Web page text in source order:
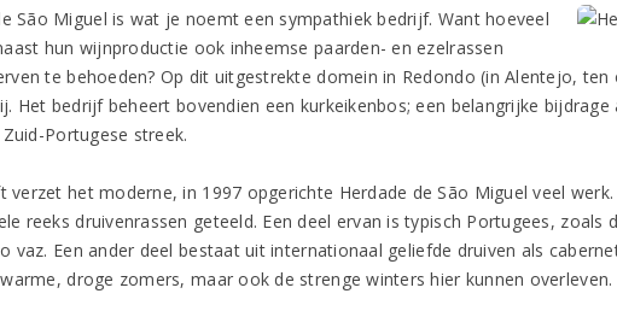
São Miguel is wat je noemt een sympathiek bedrijf. Want hoeveel
hun wijnproductie ook inheemse paarden- en ezelrassen
te behoeden? Op dit uitgestrekte domein in Redondo (in Alentejo, ten
Het bedrijf beheert bovendien een kurkeikenbos; een belangrijke bijdrage
Portugese streek.
het moderne, in 1997 opgerichte Herdade de São Miguel veel
reeks druivenrassen geteeld. Een deel ervan is typisch Portugees, zoals
vaz. Een ander deel bestaat uit internationaal geliefde druiven als
droge zomers, maar ook de strenge winters hier kunnen overleven.